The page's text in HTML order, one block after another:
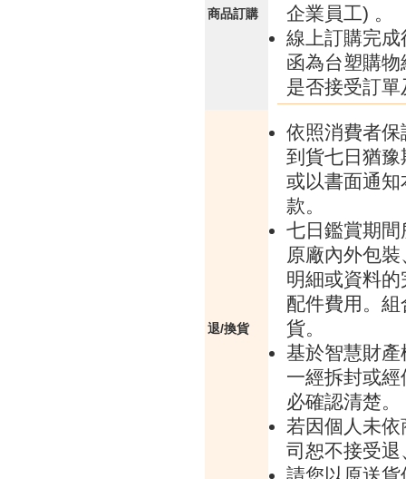
商品訂購
企業員工) 。
線上訂購完
函為台塑購
是否接受訂
退/換貨
依照消費者
到貨七日猶
或以書面通
款。
七日鑑賞期
原廠內外包
明細或資料
配件費用。
貨。
基於智慧財
一經拆封或
必確認清楚。
若因個人未
司恕不接受